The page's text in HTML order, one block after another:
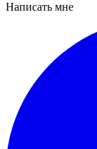
Написать мне